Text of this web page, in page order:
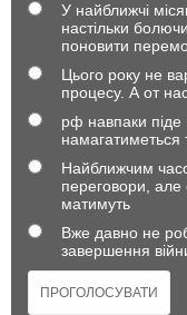
У найближчі
настільки
поновити
Цього року не
процесу. А от
рф навпаки піде
намагатиметься
Найближчим
переговори, але
матимуть
Вже давно не
завершення